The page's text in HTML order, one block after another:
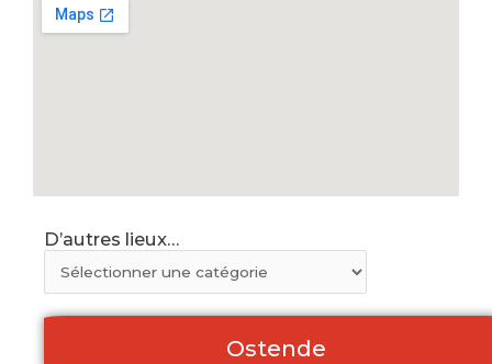
D’autres lieux…
Ostende